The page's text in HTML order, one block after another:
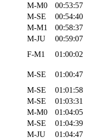
M-M0
00:53:57
M-SE
00:54:40
M-M1
00:58:37
M-JU
00:59:07
F-M1 01:00:02
M-SE
01:00:47
M-SE
01:01:58
M-SE
01:03:31
M-M0
01:04:05
M-SE
01:04:39
M-JU 01:04:47